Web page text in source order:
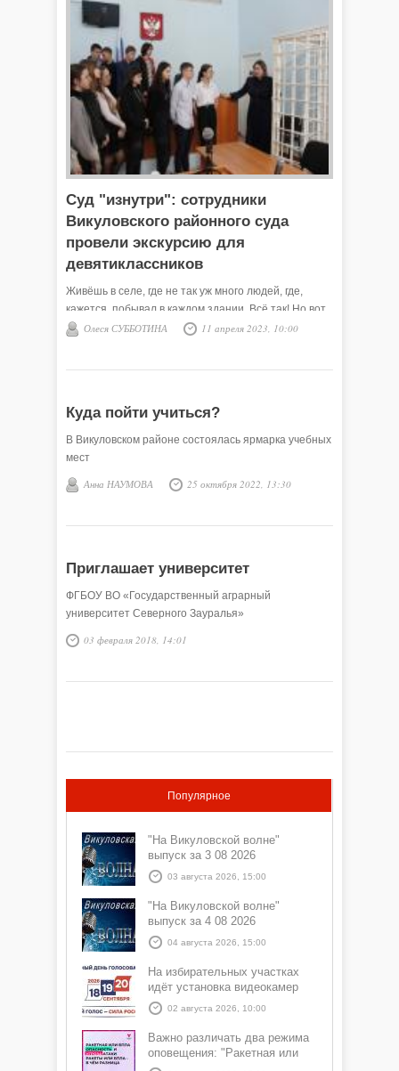
Суд "изнутри": сотрудники
Викуловского районного суда
провели экскурсию для
девятиклассников
Живёшь в селе, где не так уж много людей, где,
кажется, побывал в каждом здании. Всё так! Но вот
Викуловский районный суд – не то место, куда
Олеся СУББОТИНА 11 апреля 2023, 10:00
Куда пойти учиться?
В Викуловском районе состоялась ярмарка учебных
мест
Анна НАУМОВА 25 октября 2022, 13:30
Приглашает университет
ФГБОУ ВО «Государственный аграрный
университет Северного Зауралья»
03 февраля 2018, 14:01
Популярное
"На Викуловской волне"
выпуск за 3 08 2026
03 августа 2026, 15:00
"На Викуловской волне"
выпуск за 4 08 2026
04 августа 2026, 15:00
На избирательных участках
идёт установка видеокамер
02 августа 2026, 10:00
Важно различать два режима
оповещения: "Ракетная или
БПЛА опасность" и "Угроза